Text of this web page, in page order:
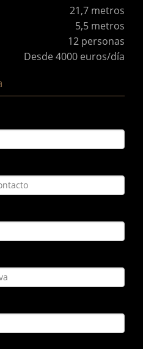
21,7 metros
5,5 metros
12 personas
Desde 4000 euros/día